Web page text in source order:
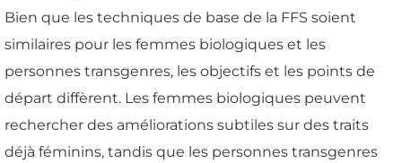
Bien que les techniques de base de la FFS soient
similaires pour les femmes biologiques et les
personnes transgenres, les objectifs et les points de
départ diffèrent. Les femmes biologiques peuvent
rechercher des améliorations subtiles sur des traits
déjà féminins, tandis que les personnes transgenres